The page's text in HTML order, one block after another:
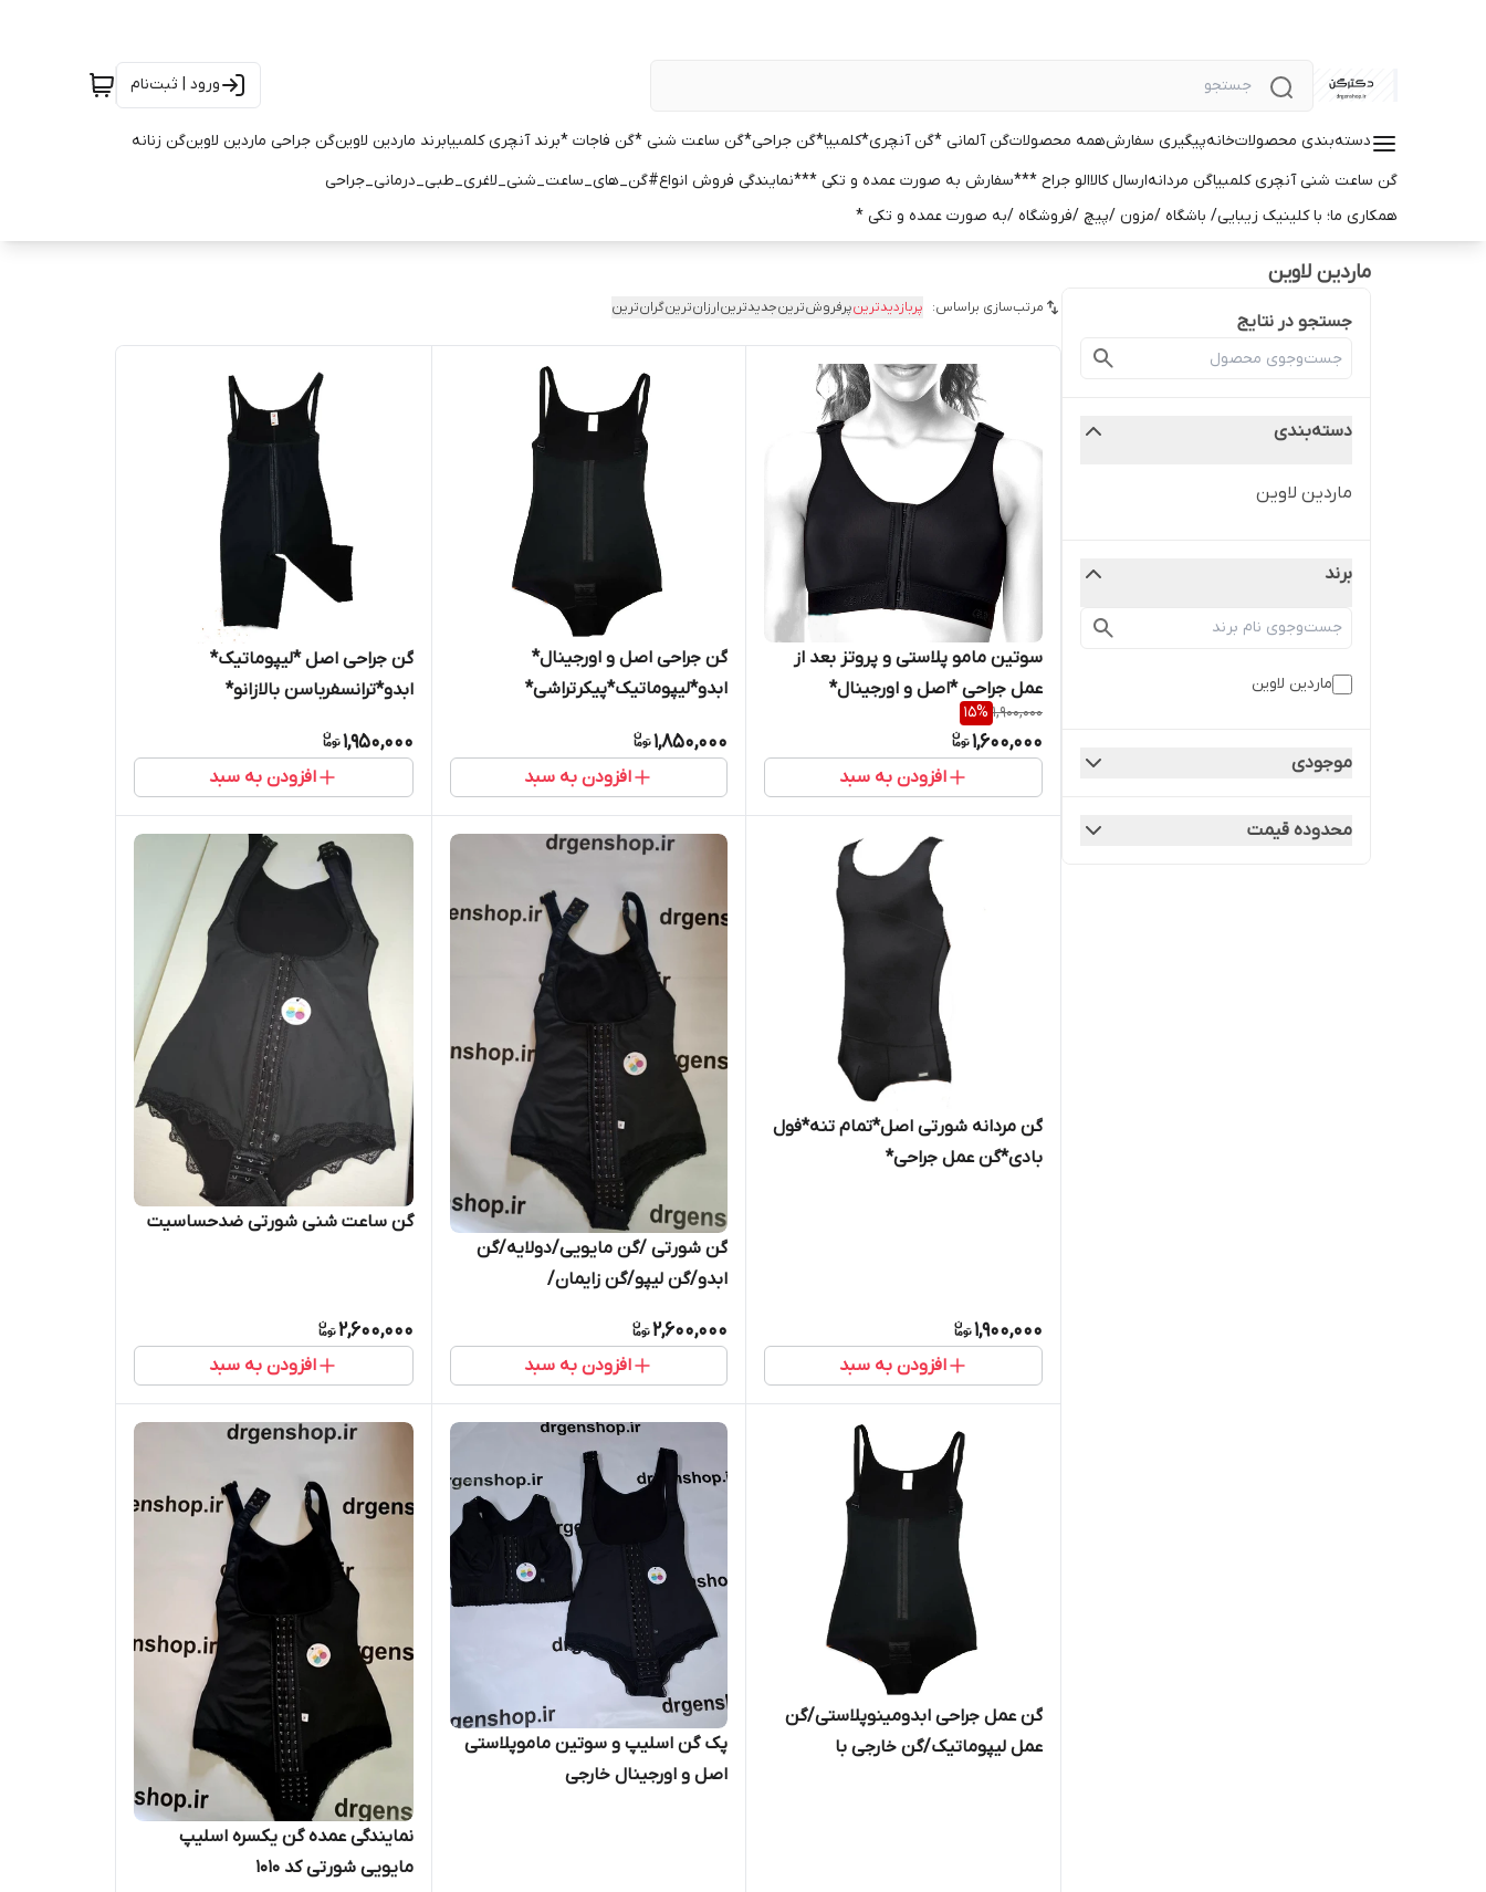
ورود | ثبت‌نام
دسته‌بندی محصولاتخانهپیگیری سفارشهمه محصولاتگن آلمانی *گن آنچری*کلمبیا*گن جراحی*گن ساعت شنی *گن فاجات *برند آنچری کلمبیابرند ماردین لاوینگن جراحی ماردین لاوینگن زنانه
گن ساعت شنی آنچری کلمبیاگن مردانهارسال کالاالو جراح ***سفارش به صورت عمده و تکی ***نمایندگی فروش انواع#گن_های_ساعت_شنی_لاغری_طبی_درمانی_جراحی
همکاری ما؛ با کلینیک زیبایی/ باشگاه /مزون /پیچ /فروشگاه /به صورت عمده و تکی *
ماردین لاوین
جستجو در نتایج
دسته‌بندی
ماردین لاوین
برند
ماردین لاوین
موجودی
محدوده قیمت
مرتب‌سازی براساس: پربازدیدترینپرفروش‌ترینجدیدترینارزان‌ترینگران‌ترین
سوتین مامو پلاستی و پروتز بعد از
عمل جراحی *اصل و اورجینال*
1,900,000
15%
1,600,000
افزودن به سبد
گن جراحی اصل و اورجینال*
ابدو*لیپوماتیک*پیکرتراشی*
1,850,000
افزودن به سبد
گن جراحی اصل *لیپوماتیک*
ابدو*ترانسفرباسن بالازانو*
1,950,000
افزودن به سبد
گن مردانه شورتی اصل*تمام تنه*فول
بادی*گن عمل جراحی*
1,900,000
افزودن به سبد
گن شورتی /گن مایویی/دولایه/گن
ابدو/گن لیپو/گن زایمان/
2,600,000
افزودن به سبد
گن ساعت شنی شورتی ضدحساسیت
2,600,000
افزودن به سبد
گن عمل جراحی ابدومینوپلاستی/گن
عمل لیپوماتیک/گن خارجی با
پک گن اسلیپ و سوتین ماموپلاستی
اصل و اورجینال خارجی
نمایندگی عمده گن یکسره اسلیپ
مایویی شورتی کد 1010